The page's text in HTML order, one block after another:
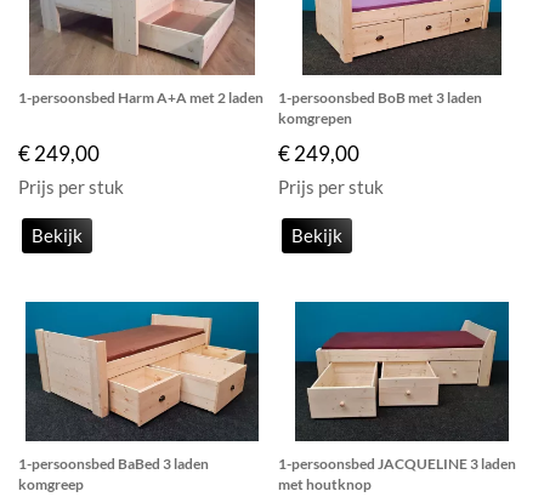
1-persoonsbed Harm A+A met 2 laden
€ 249,00
Prijs per stuk
Bekijk
1-persoonsbed BoB met 3 laden
komgrepen
€ 249,00
Prijs per stuk
Bekijk
1-persoonsbed BaBed 3 laden
komgreep
1-persoonsbed JACQUELINE 3 laden
met houtknop